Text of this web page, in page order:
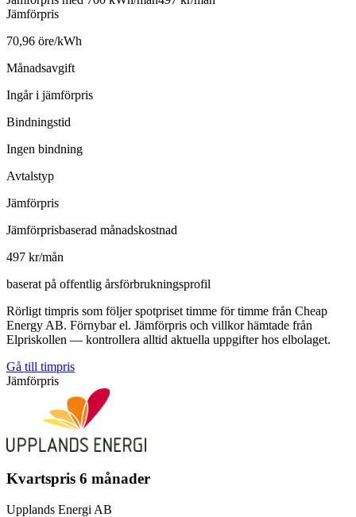
Jämförpris
70,96 öre/kWh
Månadsavgift
Ingår i jämförpris
Bindningstid
Ingen bindning
Avtalstyp
Jämförpris
Jämförprisbaserad månadskostnad
497 kr/mån
baserat på offentlig årsförbrukningsprofil
Rörligt timpris som följer spotpriset timme för timme från Cheap
Energy AB. Förnybar el. Jämförpris och villkor hämtade från
Elpriskollen — kontrollera alltid aktuella uppgifter hos elbolaget.
Gå till timpris
Jämförpris
Kvartspris 6 månader
Upplands Energi AB